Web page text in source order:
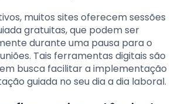
muitos sites oferecem sessões
gratuitas, que podem ser
durante uma pausa para o
Tais ferramentas digitais são
busca facilitar a implementação
guiada no seu dia a dia laboral.